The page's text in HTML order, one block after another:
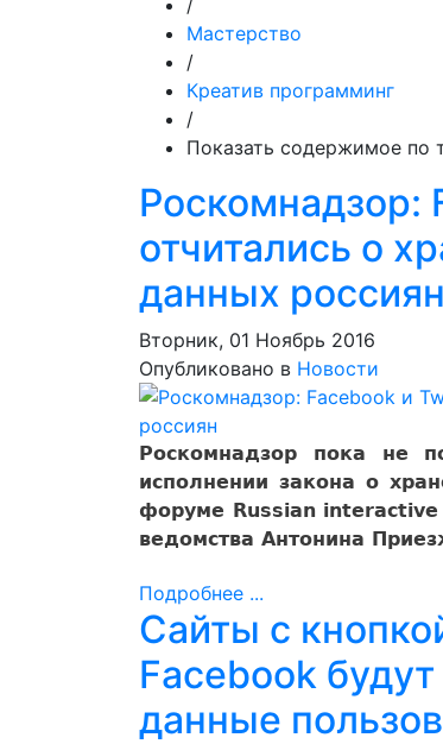
/
Мастерство
/
Креатив программинг
/
Показать содержимое по
Роскомнадзор:
отчитались о
данных россиян
Вторник, 01 Ноябрь 2016
Опубликовано в Новости
Роскомнадзор пока не
исполнении закона о
форуме Russian interactive
ведомства Антонина
Подробнее ...
Сайты с
Facebook будут
данные